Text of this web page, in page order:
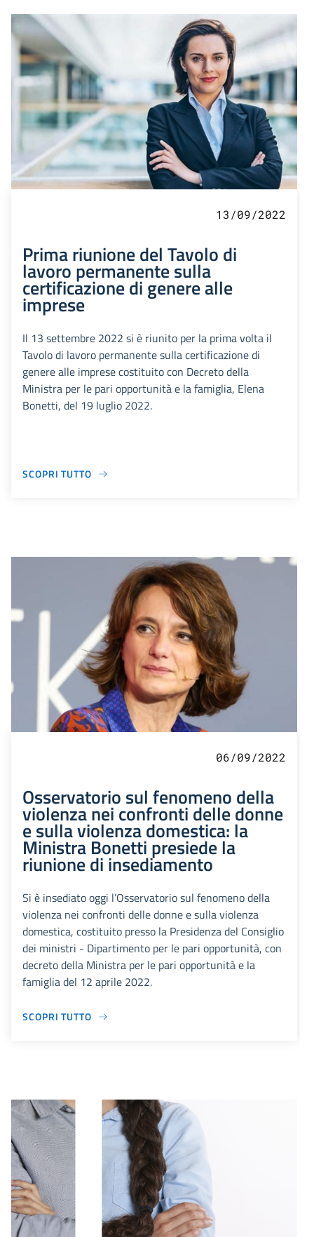
13/09/2022
Prima riunione del Tavolo di
lavoro permanente sulla
certificazione di genere alle
imprese
Il 13 settembre 2022 si è riunito per la prima volta il
Tavolo di lavoro permanente sulla certificazione di
genere alle imprese costituito con Decreto della
Ministra per le pari opportunità e la famiglia, Elena
Bonetti, del 19 luglio 2022.
SCOPRI TUTTO
06/09/2022
Osservatorio sul fenomeno della
violenza nei confronti delle donne
e sulla violenza domestica: la
Ministra Bonetti presiede la
riunione di insediamento
Si è insediato oggi l’Osservatorio sul fenomeno della
violenza nei confronti delle donne e sulla violenza
domestica, costituito presso la Presidenza del Consiglio
dei ministri - Dipartimento per le pari opportunità, con
decreto della Ministra per le pari opportunità e la
famiglia del 12 aprile 2022.
SCOPRI TUTTO